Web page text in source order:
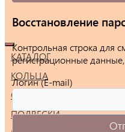
КАТАЛОГ
КОЛЬЦА
СЕРЬГИ
ПОДВЕСКИ
Восстановление
Контрольная строка для
регистрационные
Логин (E-mail)